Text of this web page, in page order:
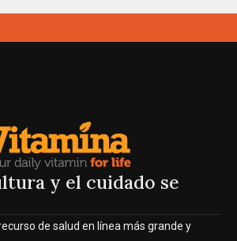
y el cuidado se
de salud en línea más grande y